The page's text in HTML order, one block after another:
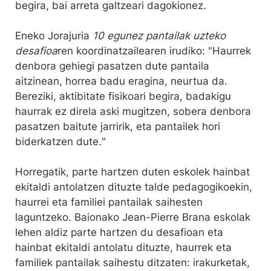
begira, bai arreta galtzeari dagokionez.
Eneko Jorajuria 10 egunez pantailak uzteko
desafioaren koordinatzailearen irudiko: "Haurrek
denbora gehiegi pasatzen dute pantaila
aitzinean, horrea badu eragina, neurtua da.
Bereziki, aktibitate fisikoari begira, badakigu
haurrak ez direla aski mugitzen, sobera denbora
pasatzen baitute jarririk, eta pantailek hori
biderkatzen dute."
Horregatik, parte hartzen duten eskolek hainbat
ekitaldi antolatzen dituzte talde pedagogikoekin,
haurrei eta familiei pantailak saihesten
laguntzeko. Baionako Jean-Pierre Brana eskolak
lehen aldiz parte hartzen du desafioan eta
hainbat ekitaldi antolatu dituzte, haurrek eta
familiek pantailak saihestu ditzaten: irakurketak,